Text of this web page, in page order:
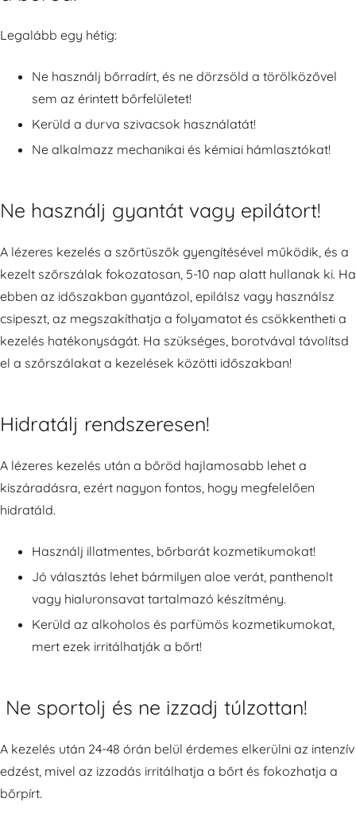
Legalább egy hétig:
Ne használj bőrradírt, és ne dörzsöld a törölközővel
sem az érintett bőrfelületet!
Kerüld a durva szivacsok használatát!
Ne alkalmazz mechanikai és kémiai hámlasztókat!
Ne használj gyantát vagy epilátort!
A lézeres kezelés a szőrtüszők gyengítésével működik, és a
kezelt szőrszálak fokozatosan, 5-10 nap alatt hullanak ki. Ha
ebben az időszakban gyantázol, epilálsz vagy használsz
csipeszt, az megszakíthatja a folyamatot és csökkentheti a
kezelés hatékonyságát. Ha szükséges, borotvával távolítsd
el a szőrszálakat a kezelések közötti időszakban!
Hidratálj rendszeresen!
A lézeres kezelés után a bőröd hajlamosabb lehet a
kiszáradásra, ezért nagyon fontos, hogy megfelelően
hidratáld.
Használj illatmentes, bőrbarát kozmetikumokat!
Jó választás lehet bármilyen aloe verát, panthenolt
vagy hialuronsavat tartalmazó készítmény.
Kerüld az alkoholos és parfümös kozmetikumokat,
mert ezek irritálhatják a bőrt!
Ne sportolj és ne izzadj túlzottan!
A kezelés után 24-48 órán belül érdemes elkerülni az intenzív
edzést, mivel az izzadás irritálhatja a bőrt és fokozhatja a
bőrpírt.